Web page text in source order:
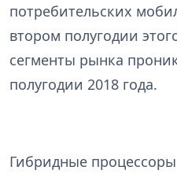
потребительских
втором полугодии
сегменты рынка
полугодии 2018 года.
Гибридные процессоры